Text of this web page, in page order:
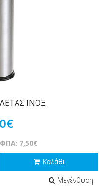
ΙΝΟΞ
7,50€
Καλάθι
Μεγένθυση